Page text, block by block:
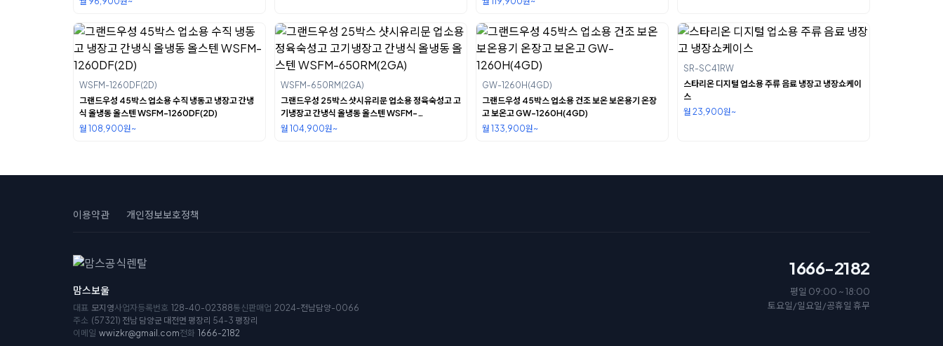
WSFM-1260DF(2D)
그랜드우성 45박스 업소용 수직 냉동고 냉장고 간냉
식 올냉동 올스텐 WSFM-1260DF(2D)
월 108,900원~
WSFM-650RM(2GA)
그랜드우성 25박스 샷시유리문 업소용 정육숙성고 고
기냉장고 간냉식 올냉동 올스텐 WSFM-
650RM(2GA)
월 104,900원~
GW-1260H(4GD)
그랜드우성 45박스 업소용 건조 보온 보온용기 온장
고 보온고 GW-1260H(4GD)
월 133,900원~
SR-SC41RW
스타리온 디지털 업소용 주류 음료 냉장고 냉장쇼케이
스
월 23,900원~
이용약관 개인정보보호정책
맘스보울
대표 모지영사업자등록번호 128-40-02388통신판매업 2024-전남담양-0066
주소 (57321) 전남 담양군 대전면 평장리 54-3 평장리
이메일 wwizkr@gmail.com전화 1666-2182
1666-2182
평일 09:00 ~ 18:00
토요일/일요일/공휴일 휴무